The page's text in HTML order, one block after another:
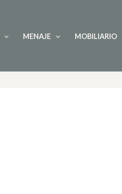
MENAJE MOBILIARIO